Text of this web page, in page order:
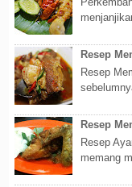
Resep
Resep
Resep
Resep
memang